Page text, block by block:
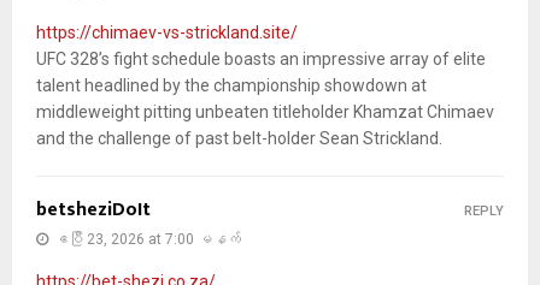
https://chimaev-vs-strickland.site/
UFC 328’s fight schedule boasts an impressive array of elite
talent headlined by the championship showdown at
middleweight pitting unbeaten titleholder Khamzat Chimaev
and the challenge of past belt-holder Sean Strickland.
betsheziDoIt
ဧပြီ 23, 2026 at 7:00 မနက်
https://bet-shezi.co.za/
REPLY